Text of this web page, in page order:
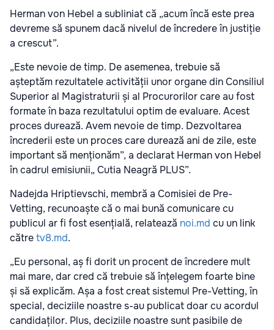
Herman von Hebel a subliniat că „acum încă este prea
devreme să spunem dacă nivelul de încredere în justiție
a crescut”.
„Este nevoie de timp. De asemenea, trebuie să
așteptăm rezultatele activității unor organe din Consiliul
Superior al Magistraturii și al Procurorilor care au fost
formate în baza rezultatului optim de evaluare. Acest
proces durează. Avem nevoie de timp. Dezvoltarea
încrederii este un proces care durează ani de zile, este
important să menționăm”, a declarat Herman von Hebel
în cadrul emisiunii„ Cutia Neagră PLUS”.
Nadejda Hriptievschi, membră a Comisiei de Pre-
Vetting, recunoaște că o mai bună comunicare cu
publicul ar fi fost esențială, relatează noi.md cu un link
cătretv8.md.
„Eu personal, aș fi dorit un procent de încredere mult
mai mare, dar cred că trebuie să înțelegem foarte bine
și să explicăm. Așa a fost creat sistemul Pre-Vetting, în
special, deciziile noastre s-au publicat doar cu acordul
candidaților. Plus, deciziile noastre sunt pasibile de